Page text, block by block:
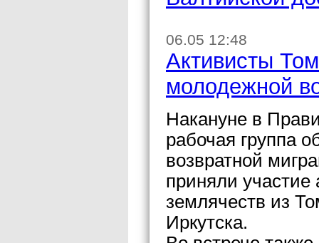
06.05 12:48
Активисты
молодежной
Накануне в
рабочая группа
возвратной
приняли
землячеств из
Иркутска.